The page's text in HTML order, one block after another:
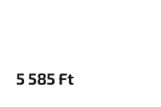
5 585 Ft